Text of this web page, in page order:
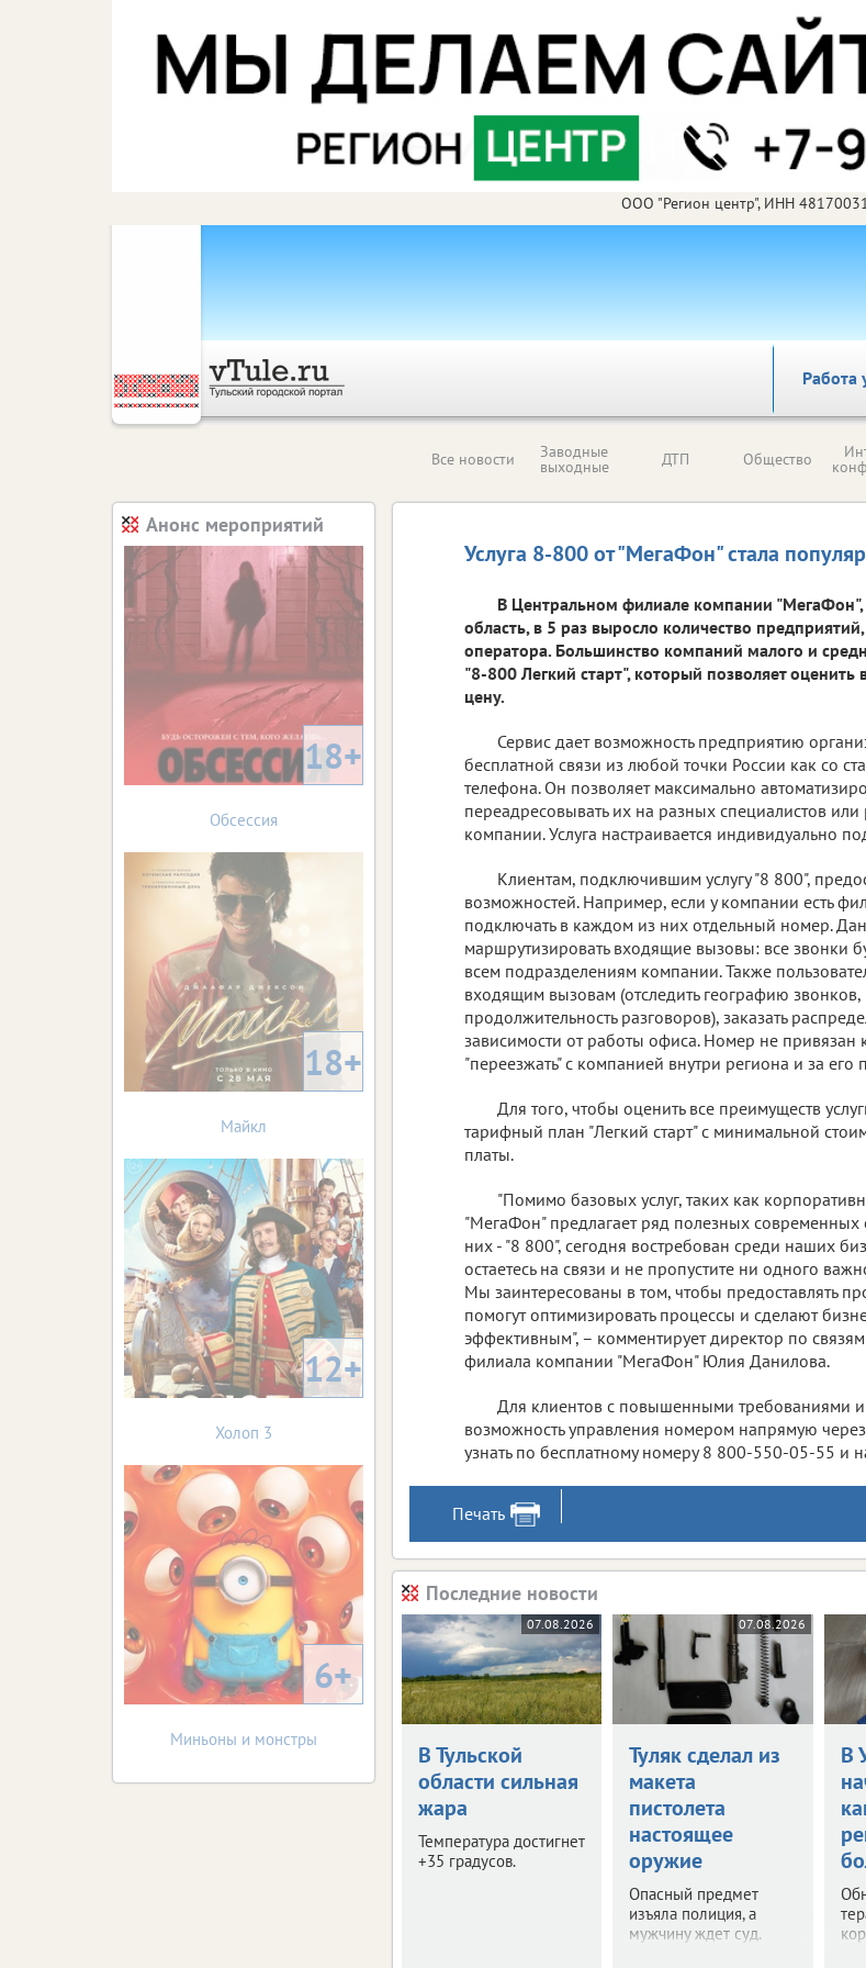
ООО "Регион центр", ИНН
Работа
Все новости Заводные
выходные ДТП Общество
Услуга 8-800 от "МегаФон" стала
В Центральном филиале компании "МегаФон",
область, в 5 раз выросло количество
оператора. Большинство компаний малого и
"8-800 Легкий старт", который позволяет
цену.
Сервис дает возможность предприятию
бесплатной связи из любой точки России как со
телефона. Он позволяет максимально
переадресовывать их на разных специалистов
компании. Услуга настраивается индивидуально
Клиентам, подключившим услугу "8 800",
возможностей. Например, если у компании есть
подключать в каждом из них отдельный номер.
маршрутизировать входящие вызовы: все звонки
всем подразделениям компании. Также
входящим вызовам (отследить географию звонков,
продолжительность разговоров), заказать
зависимости от работы офиса. Номер не привязан
"переезжать" с компанией внутри региона и за его
Для того, чтобы оценить все преимуществ
тарифный план "Легкий старт" с минимальной
платы.
"Помимо базовых услуг, таких как
"МегаФон" предлагает ряд полезных
них - "8 800", сегодня востребован среди наших
остаетесь на связи и не пропустите ни одного
Мы заинтересованы в том, чтобы предоставлять
помогут оптимизировать процессы и сделают
эффективным", – комментирует директор по
филиала компании "МегаФон" Юлия Данилова.
Для клиентов с повышенными требованиями
возможность управления номером напрямую
узнать по бесплатному номеру 8 800-550-05-55 и
Печать
Последние новости
07.08.2026
В Тульской
области сильная
жара
Температура достигнет
+35 градусов.
07.08.2026
Туляк сделал из
макета
пистолета
настоящее
оружие
Опасный предмет
изъяла полиция, а
мужчину ждет суд.
В
Анонс мероприятий
18+
Обсессия
18+
Майкл
12+
Холоп 3
6+
Миньоны и монстры